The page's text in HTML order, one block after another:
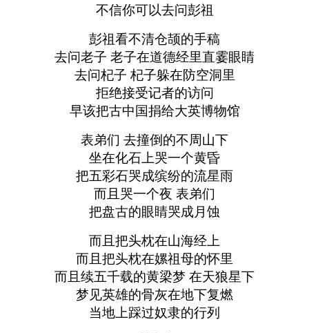
不信你可以去问彭祖
彭祖看不清仓颉的手稿
去问老子 老子在道德经里直霎眼睛
去问杞子 杞子躲在防空洞里
拒绝接受记者的访问
早该把古中国捐给大英博物馆
表弟们 去撞倒的不周山下
坐在化石上哭一个黄昏
把五彩石哭成缤纷的流星雨
而且哭一个夜 表弟们
把盘古的眼睛哭成月蚀
而且把头枕在山海经上
而且把头枕在嫘祖母的怀里
而且续五千载的黄梁梦 在天狼星下
梦见英雄的骨灰在地下复燃
当地上踩过奴隶的行列